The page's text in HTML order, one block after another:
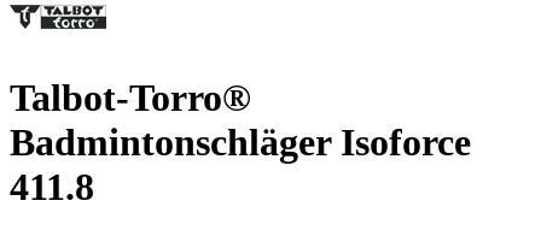
Talbot-Torro®
Badmintonschläger Isoforce
411.8